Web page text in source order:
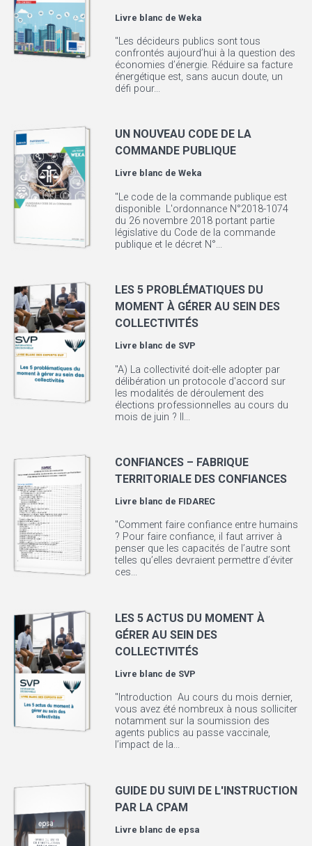
Livre blanc deWeka
"Les décideurs publics sont tous
confrontés aujourd’hui à la question des
économies d’énergie. Réduire sa facture
énergétique est, sans aucun doute, un
défi pour...
UN NOUVEAU CODE DE LA
COMMANDE PUBLIQUE
Livre blanc deWeka
"Le code de la commande publique est
disponible L'ordonnance N°2018-1074
du 26 novembre 2018 portant partie
législative du Code de la commande
publique et le décret N°...
LES 5 PROBLÉMATIQUES DU
MOMENT À GÉRER AU SEIN DES
COLLECTIVITÉS
Livre blanc de SVP
"A) La collectivité doit-elle adopter par
délibération un protocole d'accord sur
les modalités de déroulement des
élections professionnelles au cours du
mois de juin ? Il...
CONFIANCES – FABRIQUE
TERRITORIALE DES CONFIANCES
Livre blanc de FIDAREC
"Comment faire confiance entre humains
? Pour faire confiance, il faut arriver à
penser que les capacités de l’autre sont
telles qu’elles devraient permettre d’éviter
ces...
LES 5 ACTUS DU MOMENT À
GÉRER AU SEIN DES
COLLECTIVITÉS
Livre blanc de SVP
"Introduction Au cours du mois dernier,
vous avez été nombreux à nous solliciter
notamment sur la soumission des
agents publics au passe vaccinale,
l’impact de la...
GUIDE DU SUIVI DE L'INSTRUCTION
PAR LA CPAM
Livre blanc de epsa